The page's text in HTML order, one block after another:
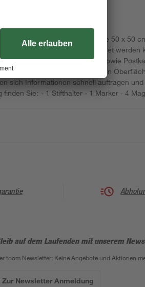
von Pro-Art verfügt über eine 50 x 50
Termine übersichtlich angeordnet werden
Sie Dokumente und Post-its sowie
direkten Auftragen auf der roten
sich Informationen schnell auftragen
finden Sie: - 1 Stifthalter - 1 Marker - 4
auf dem Laufenden mit unserem
toom Newsletter: Keine Angebote und Aktionen
Zur Newsletter Anmeldung